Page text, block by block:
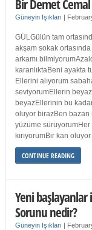
Bir Demet
Güneyin Işıkları |
GÜLGülün tam
akşam sokak
arkamı
karanlıktaBeni ayakta
Ellerini alıyorum
seviyorumEllerin
beyazEllerinin bu
oluyor birazBen bazan
yüzüme sürüyorumHer
kırıyorumBir kan
CONTINUE READING
Yeni
Sorunu nedir?
Güneyin Işıkları |